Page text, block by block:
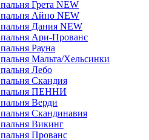
Грета NEW
Айно NEW
Дания NEW
Ари-Прованс
Рауна
Мальта/Хельсинки
Лебо
Скандия
ПЕННИ
Верди
Скандинавия
Викинг
Прованс